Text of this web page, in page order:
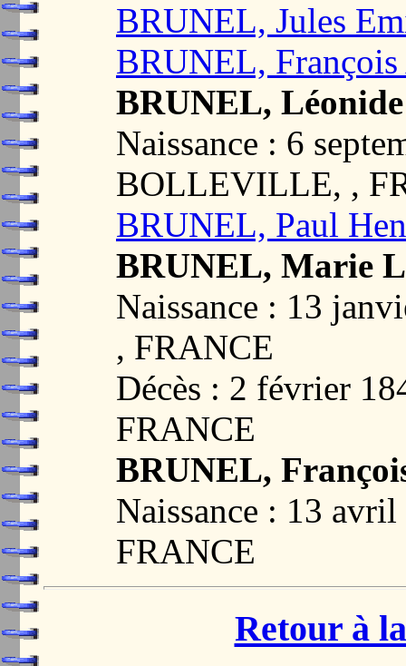
BRUNEL, Jules
BRUNEL, François
BRUNEL,
Naissance : 6
BOLLEVILLE, ,
BRUNEL, Paul
BRUNEL, Marie
Naissance : 13
, FRANCE
Décès : 2 février
FRANCE
BRUNEL,
Naissance : 13
FRANCE
Retour à